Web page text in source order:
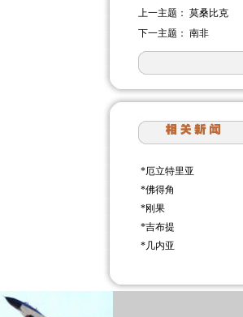
上一主题： 莫桑比克
下一主题： 南非
*厄立特里亚
*佛得角
*刚果
*吉布提
*几内亚